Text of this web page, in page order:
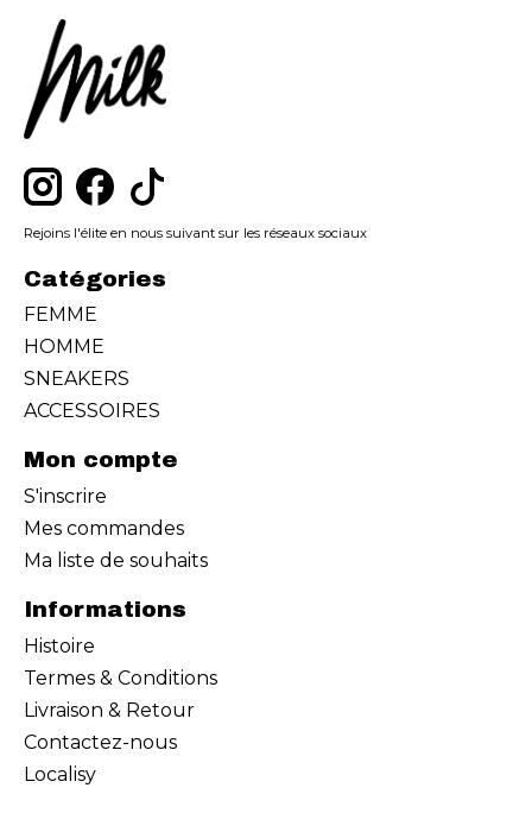
Rejoins l'élite en nous suivant sur les réseaux sociaux
Catégories
FEMME
HOMME
SNEAKERS
ACCESSOIRES
Mon compte
S'inscrire
Mes commandes
Ma liste de souhaits
Informations
Histoire
Termes & Conditions
Livraison & Retour
Contactez-nous
Localisy